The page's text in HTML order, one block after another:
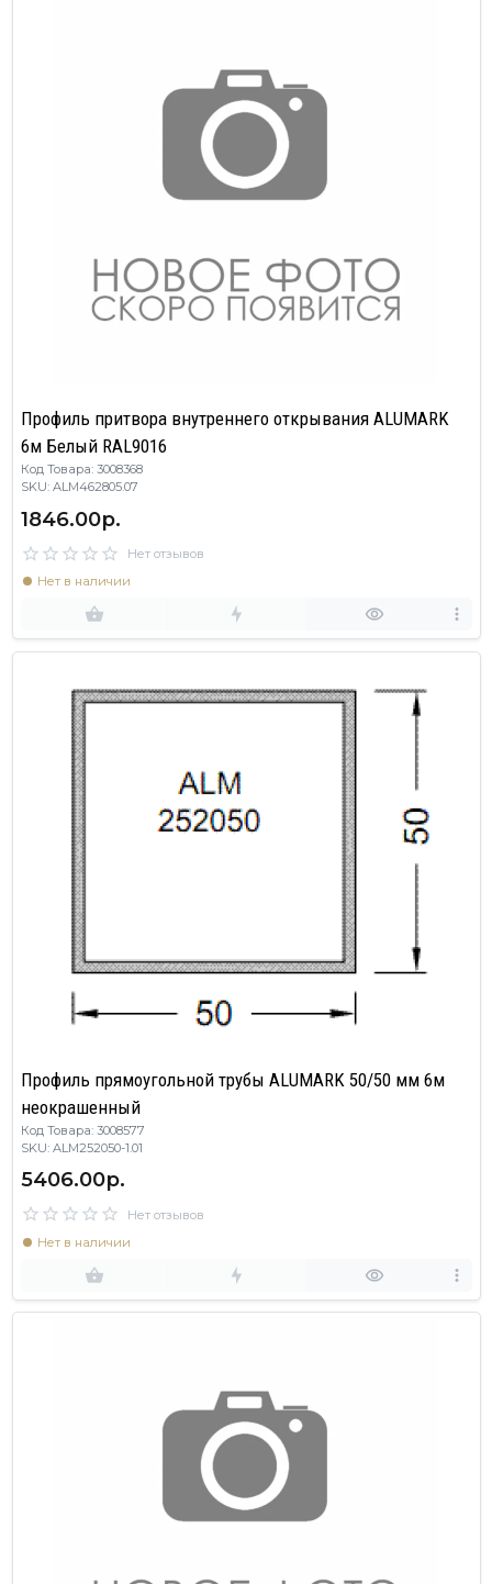
Профиль притвора внутреннего открывания ALUMARK
6м Белый RAL9016
Код Товара: 3008368
SKU: ALM462805.07
1846.00р.
Нет отзывов
Нет в наличии
Профиль прямоугольной трубы ALUMARK 50/50 мм 6м
неокрашенный
Код Товара: 3008577
SKU: ALM252050-1.01
5406.00р.
Нет отзывов
Нет в наличии